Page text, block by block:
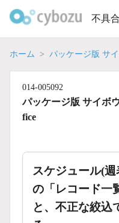
不具
ホーム パッケージ版 サ
014-005092
パッケージ版 サイボ
fice
スケジュール(
の「レコード一
と、不正な絞込